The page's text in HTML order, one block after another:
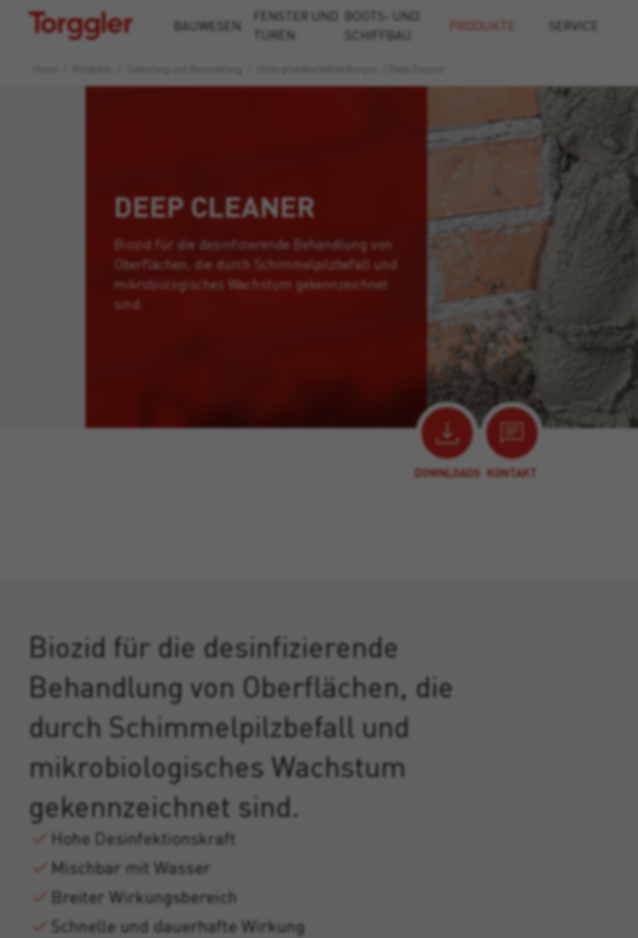
Torggler BAUWESEN
FENSTER UND
TÜREN
BOOTS- UND
SCHIFFBAU
PRODUKTE SERVICE
DEEP CLEANER
Biozid für die desinfizierende Behandlung von
Oberflächen, die durch Schimmelpilzbefall und
mikrobiologisches Wachstum gekennzeichnet
sind.
DOWNLOADS KONTAKT
Biozid für die desinfizierende
Behandlung von Oberflächen, die
durch Schimmelpilzbefall und
mikrobiologisches Wachstum
gekennzeichnet sind.
Hohe Desinfektionskraft
Mischbar mit Wasser
Breiter Wirkungsbereich
Schnelle und dauerhafte Wirkung